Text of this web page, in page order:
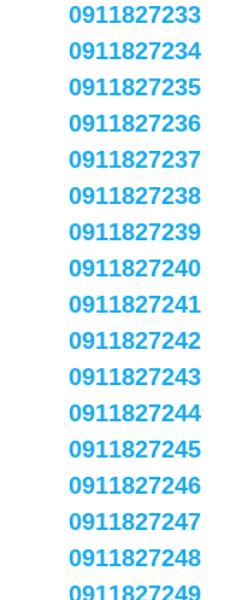
0911827233
0911827234
0911827235
0911827236
0911827237
0911827238
0911827239
0911827240
0911827241
0911827242
0911827243
0911827244
0911827245
0911827246
0911827247
0911827248
0911827249